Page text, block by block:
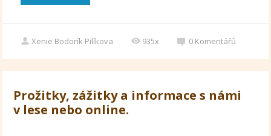
Xenie Bodorík Pilíkova 935x 0 Komentářů
Prožitky, zážitky a informace s námi
v lese nebo online.